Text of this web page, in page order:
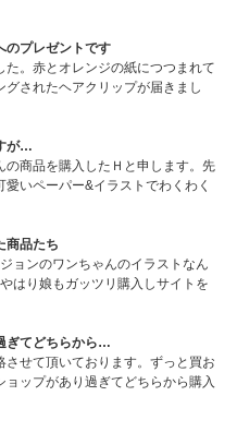
のプレゼントです
。赤とオレンジの紙につつまれて
グされたヘアクリップが届きまし
が…
商品を購入したＨと申します。先
いペーパー&イラストでわくわく
商品たち
ョンのワンちゃんのイラストなん
はり娘もガッツリ購入しサイトを
ぎてどちらから…
せて頂いております。ずっと買お
ップがあり過ぎてどちらから購入